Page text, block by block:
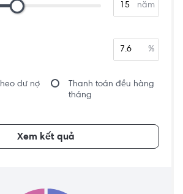
năm
%
dư nợ
Thanh toán đều hàng
tháng
Xem kết quả